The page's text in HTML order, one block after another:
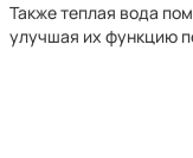
Также теплая вода
улучшая их функцию